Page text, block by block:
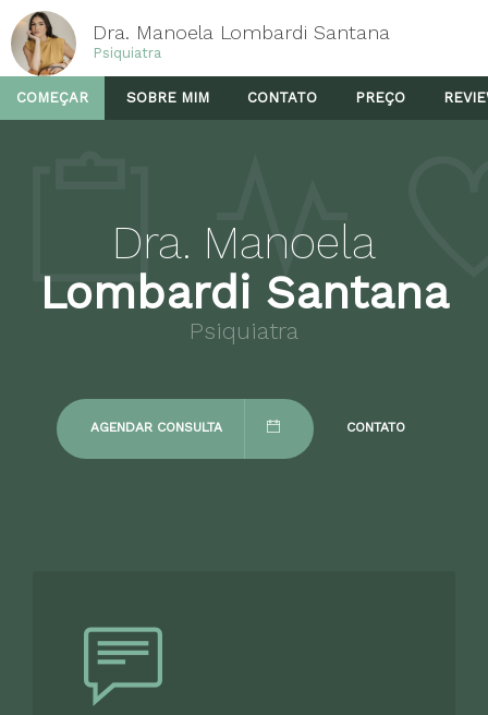
Dra. Manoela Lombardi Santana
Psiquiatra
COMEÇAR SOBRE MIM CONTATO PREÇO
Dra. Manoela
Lombardi Santana
Psiquiatra
AGENDAR CONSULTA CONTATO